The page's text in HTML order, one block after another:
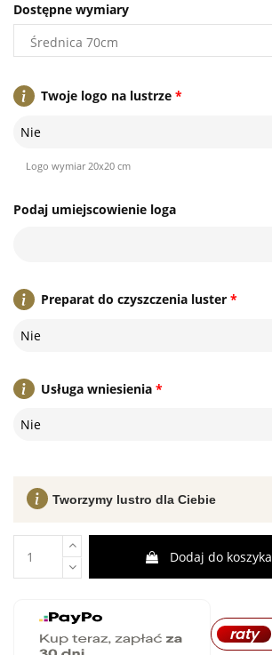
*
Twoje logo na lustrze
Nie
Logo wymiar 20x20 cm
Podaj umiejscowienie loga
*
Preparat do czyszczenia luster
Nie
*
Usługa wniesienia
Nie
Dostępne wymiary
Dodaj do koszyka
Tworzymy lustro dla Ciebie
raty